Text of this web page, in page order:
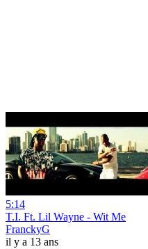
5:14
T.I. Ft. Lil Wayne - Wit Me
FranckyG
il y a 13 ans